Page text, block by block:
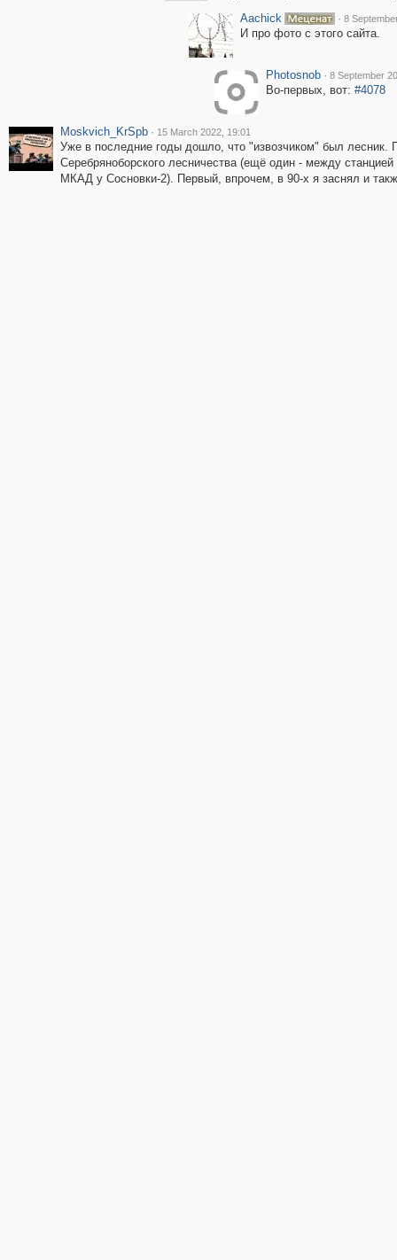
Aachick
· 8
И про фото с этого сайта.
Photosnob · 8 September
Во-первых, вот: #4078
Moskvich_KrSpb · 15 March 2022, 19:01
Уже в последние годы дошло, что "извозчиком" был лесник.
Серебряноборского лесничества (ещё один - между
МКАД у Сосновки-2). Первый, впрочем, в 90-х я заснял и